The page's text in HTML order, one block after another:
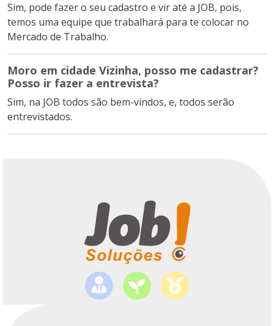
Sim, pode fazer o seu cadastro e vir até a JOB, pois,
temos uma equipe que trabalhará para te colocar no
Mercado de Trabalho.
Moro em cidade Vizinha, posso me cadastrar?
Posso ir fazer a entrevista?
Sim, na JOB todos são bem-vindos, e, todos serão
entrevistados.